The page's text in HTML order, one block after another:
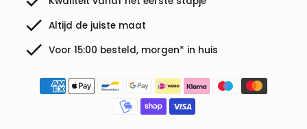
Altijd de juiste maat
Voor 15:00 besteld, morgen* in huis